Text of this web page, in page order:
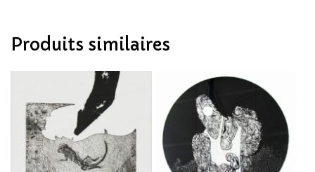
Produits similaires